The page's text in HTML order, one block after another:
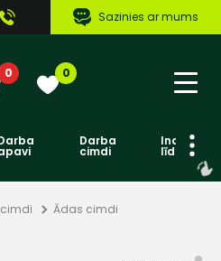
Sazinies ar mums
0 0
Darba
cimdi līdzekļi
Ādas cimdi